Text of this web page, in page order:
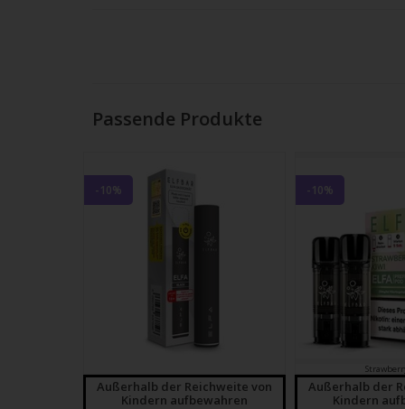
Passende Produkte
-10%
Außerhalb der Reichweite von
Kindern aufbewahren
-10%
Außerhalb der
Kindern